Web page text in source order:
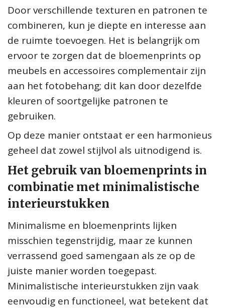
Door verschillende texturen en patronen te
combineren, kun je diepte en interesse aan
de ruimte toevoegen. Het is belangrijk om
ervoor te zorgen dat de bloemenprints op
meubels en accessoires complementair zijn
aan het fotobehang; dit kan door dezelfde
kleuren of soortgelijke patronen te
gebruiken.
Op deze manier ontstaat er een harmonieus
geheel dat zowel stijlvol als uitnodigend is.
Het gebruik van bloemenprints in
combinatie met minimalistische
interieurstukken
Minimalisme en bloemenprints lijken
misschien tegenstrijdig, maar ze kunnen
verrassend goed samengaan als ze op de
juiste manier worden toegepast.
Minimalistische interieurstukken zijn vaak
eenvoudig en functioneel, wat betekent dat